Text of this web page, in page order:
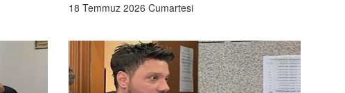
18 Temmuz 2026 Cumartesi